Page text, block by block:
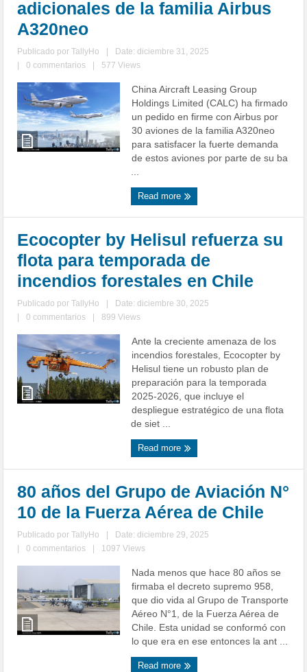
adicionales de la familia Airbus
A320neo
Publicado porTallyHo
Date: diciembre 31, 2025
0 commentarios 577 Views
China Aircraft Leasing Group
Holdings Limited (CALC) ha firmado
un pedido en firme con Airbus por
30 aviones de la familia A320neo
para satisfacer la fuerte demanda
de estos aviones por parte de su ba
...
Read more
Ecocopter by Helisul refuerza su
flota para temporada de
incendios forestales en Chile
Publicado porTallyHo
Date: diciembre 30, 2025
0 commentarios 899 Views
Ante la creciente amenaza de los
incendios forestales, Ecocopter by
Helisul tiene un robusto plan de
preparación para la temporada
2025-2026, que incluye el
despliegue estratégico de una flota
de siet ...
Read more
80 años del Grupo de Aviación N°
10 de la Fuerza Aérea de Chile
Publicado porTallyHo
Date: diciembre 29, 2025
0 commentarios 1097 Views
Nada menos que hace 80 años se
firmaba el decreto supremo 958,
que dio vida al Grupo de Transporte
Aéreo N°1, de la Fuerza Aérea de
Chile. Esta unidad se conformó con
lo que era en ese entonces la ant ...
Read more